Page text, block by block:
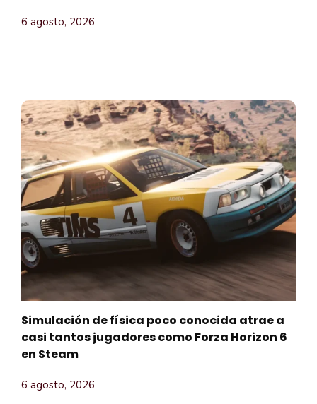
6 agosto, 2026
Simulación de física poco conocida atrae a
casi tantos jugadores como Forza Horizon 6
en Steam
6 agosto, 2026